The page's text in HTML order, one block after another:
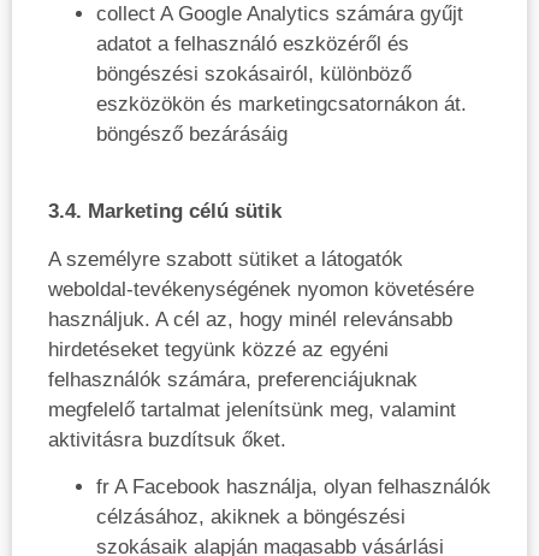
collect A Google Analytics számára gyűjt
adatot a felhasználó eszközéről és
böngészési szokásairól, különböző
eszközökön és marketingcsatornákon át.
böngésző bezárásáig
3.4. Marketing célú sütik
A személyre szabott sütiket a látogatók
weboldal-tevékenységének nyomon követésére
használjuk. A cél az, hogy minél relevánsabb
hirdetéseket tegyünk közzé az egyéni
felhasználók számára, preferenciájuknak
megfelelő tartalmat jelenítsünk meg, valamint
aktivitásra buzdítsuk őket.
fr A Facebook használja, olyan felhasználók
célzásához, akiknek a böngészési
szokásaik alapján magasabb vásárlási